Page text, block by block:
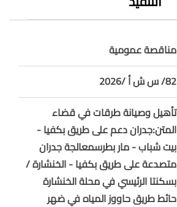
مناقصة عمومية
82/ س ش أ /2026
تأهيل وصيانة طرقات في قضاء
المتن:جدران دعم على طريق بكفيا -
بيت شباب - مار بطرسمعالجة جدران
متصدعة على طريق بكفيا - الخنشارة /
بسكنتا الرئيسي في محلة الخنشارة
حائط طريق حاووز المياه في ضهر